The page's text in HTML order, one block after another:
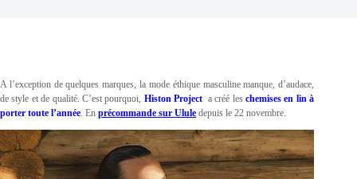
A l’exception de quelques marques, la mode éthique masculine manque, d’audace,
de style et de qualité. C’est pourquoi, Histon Project a créé leschemises en lin à
porter toute l’année. En précommande sur Ulule depuis le 22 novembre.